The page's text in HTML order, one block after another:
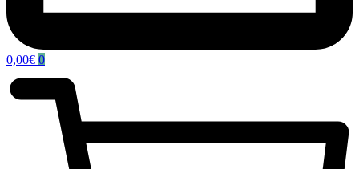
0,00€ 0